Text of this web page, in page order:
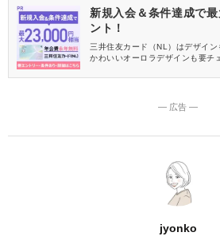
新規入会＆条件達成で
ント！
三井住友カード（NL）はデザイ
かわいいオーロラデザインも要チ
― 広告 ―
jyonko